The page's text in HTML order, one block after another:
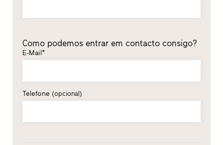
Como podemos entrar em contacto consigo?
E-Mail*
Telefone (opcional)